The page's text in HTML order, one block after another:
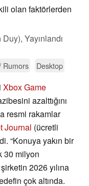
olan faktörlerden
Duy), Yayınlandı
Rumors Desktop
Xbox Game
azalttığını
resmi rakamlar
Journal (ücretli
“Konuya yakın bir
30 milyon
2026 yılına
çok altında.